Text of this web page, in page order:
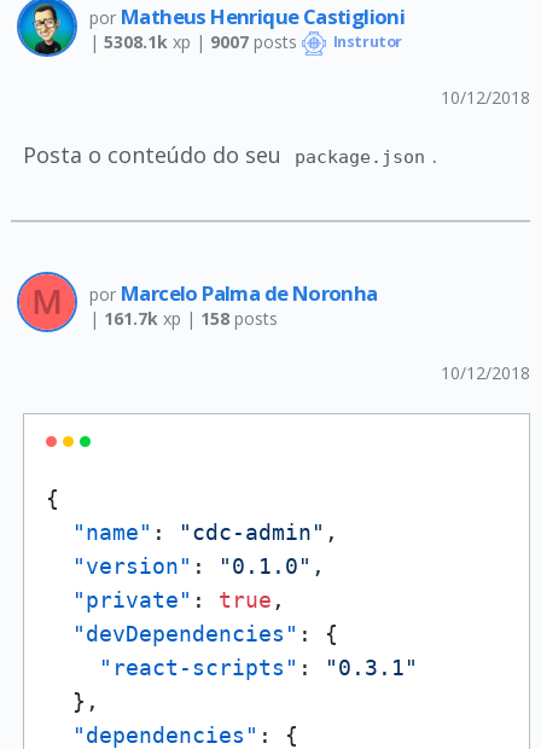
por Matheus Henrique Castiglioni
| 5308.1k xp | 9007posts Instrutor
10/12/2018
Posta o conteúdo do seu package.json .
por Marcelo Palma de Noronha
| 161.7kxp | 158posts
10/12/2018
{
"name" : "cdc-admin" ,
"version" : "0.1.0" ,
"private" : true ,
"devDependencies" :
{
"react-scripts" :
"0.3.1"
} ,
"dependencies" :
{